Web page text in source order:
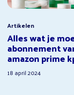
Artikelen
Alles wat je
abonnement
amazon prime
18 april 2024